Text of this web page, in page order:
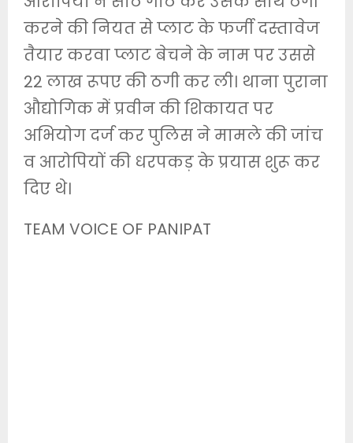
करने की नियत से प्लाट के फर्जी दस्तावेज
तैयार करवा प्लाट बेचने के नाम पर उससे
22 लाख रूपए की ठगी कर ली। थाना पुराना
औद्योगिक में प्रवीन की शिकायत पर
अभियोग दर्ज कर पुलिस ने मामले की जांच
व आरोपियों की धरपकड़ के प्रयास शुरू कर
दिए थे।
TEAM VOICE OF PANIPAT